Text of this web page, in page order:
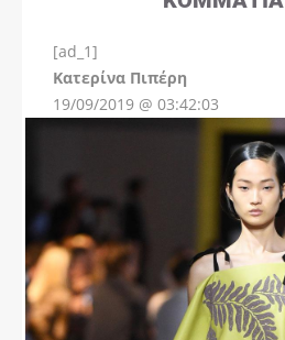
[ad_1]
Kατερίνα Πιπέρη
19/09/2019 @ 03:42:03